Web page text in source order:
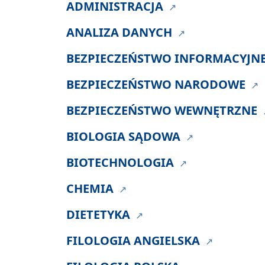
ADMINISTRACJA
ANALIZA DANYCH
BEZPIECZEŃSTWO
BEZPIECZEŃSTWO NARODOWE
BEZPIECZEŃSTWO WEWNĘTRZNE
BIOLOGIA SĄDOWA
BIOTECHNOLOGIA
CHEMIA
DIETETYKA
FILOLOGIA ANGIELSKA